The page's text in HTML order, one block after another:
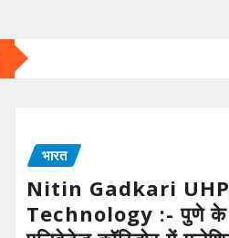
भारत
Nitin Gadkari
Technology :- पुणे के